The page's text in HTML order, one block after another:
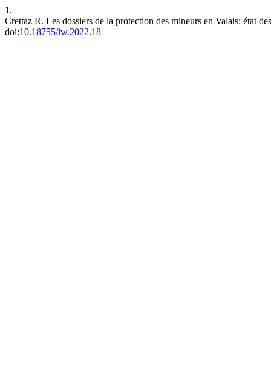
1.
Crettaz R. Les dossiers de la protection des mineurs en Valais: état
doi:10.18755/iw.2022.18